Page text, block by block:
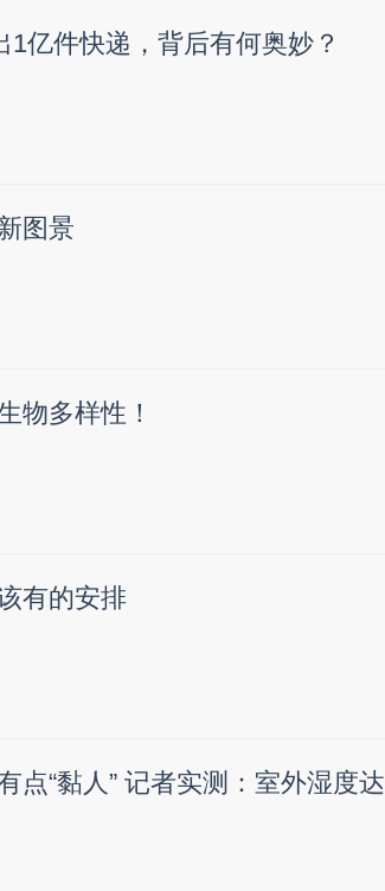
1亿件快递，背后有何奥妙？
图景
物多样性！
有的安排
点“黏人” 记者实测：室外湿度达